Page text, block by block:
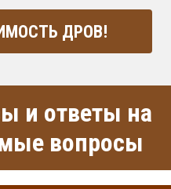
ДРОВ!
и ответы на
вопросы